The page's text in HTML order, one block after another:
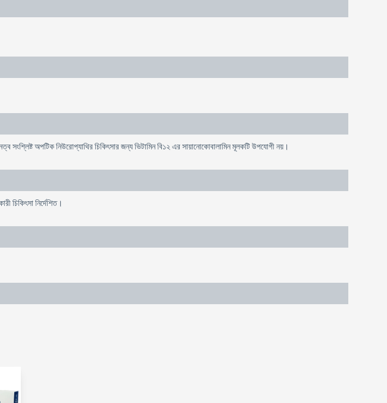
সংশ্লিষ্ট অপটিক নিউরোপ্যাথির চিকিৎসার জন্য ভিটামিন বি১২ এর সায়ানোকোবালামিন মূলকটি উপযোগী নয়।
চিকিৎসা নির্দেশিত।